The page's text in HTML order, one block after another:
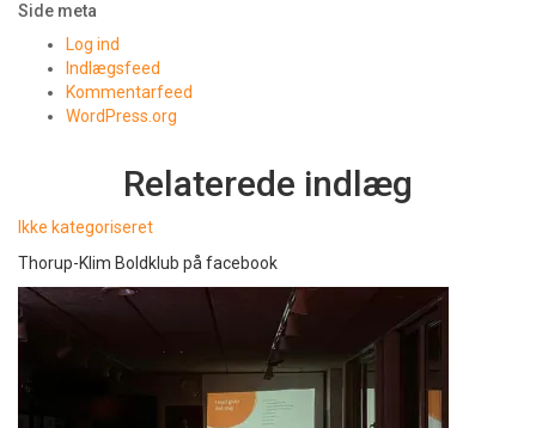
Side meta
Log ind
Indlægsfeed
Kommentarfeed
WordPress.org
Relaterede indlæg
Ikke kategoriseret
Thorup-Klim Boldklub på facebook